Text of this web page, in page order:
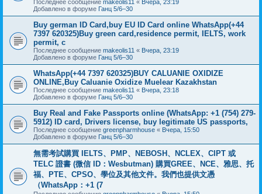
Последнее сообщение makeolis11 « Вчера, 23:19
Добавлено в форуме Ганц 5/6–30
Buy german ID Card,buy EU ID Card online WhatsApp(+44
7397 620325)Buy green card,residence permit, IELTS, work
permit, c
Последнее сообщение makeolis11 « Вчера, 23:19
Добавлено в форуме Ганц 5/6–30
WhatsApp(+44 7397 620325)BUY CALUANIE OXIDIZE
ONLINE,Buy Caluanie Oxidize Muelear Kazakhstan
Последнее сообщение makeolis11 « Вчера, 23:18
Добавлено в форуме Ганц 5/6–30
Buy Real and Fake Passports online (WhatsApp: +1 (754) 279-
5912) ID card, Drivers license, buy legitimate US passports,
Последнее сообщение greenpharmhouse « Вчера, 15:50
Добавлено в форуме Ганц 5/6–30
無需考試購買 IELTS、PMP、NEBOSH、NCLEX、CIPT 或
TELC 證書 (微信 ID：Wesbutman) 購買GREE、NCE、雅思、托
福、PTE、CPSO、學位及其他文件。我們也提供文憑
（WhatsApp：+1 (7